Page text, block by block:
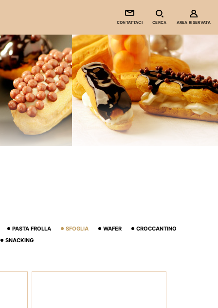
CONTATTACI CERCA AREA RISERVATA
PASTA FROLLA SFOGLIA WAFER
CROCCANTINO
SNACKING